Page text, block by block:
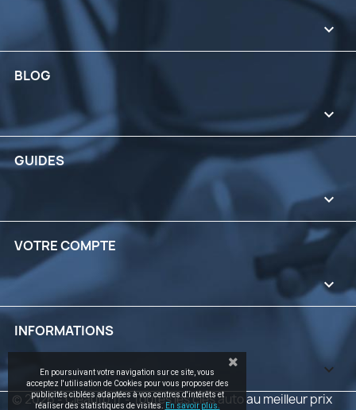

BLOG

GUIDES

VOTRE COMPTE

INFORMATIONS
keyboard_arrow_down
© 2026 - Cleauto.fr - Toutes les clés auto au meilleur prix
En poursuivant votre navigation sur ce site, vous
acceptez l'utilisation de Cookies pour vous proposer des
publicités ciblées adaptées à vos centres d'intérêts et
réaliser des statistiques de visites. En savoir plus.